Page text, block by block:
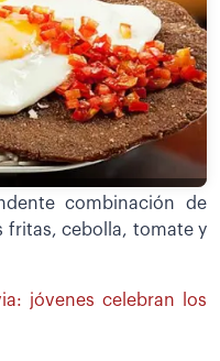
combinación de
fritas, cebolla, tomate y
jóvenes celebran los